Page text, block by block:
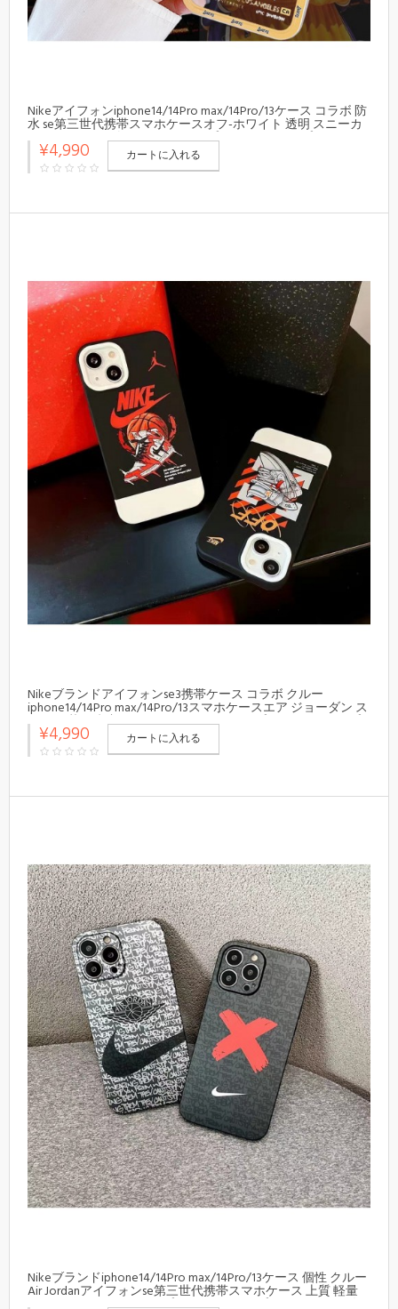
Nikeアイフォンiphone14/14Pro max/14Pro/13ケース コラボ 防
水 se第三世代携帯スマホケースオフ-ホワイト 透明 スニーカ
ー エア ジョーダンアイフォン14プロ マックス/14プロ/13カバ
ー クルー
¥4,990 カートに入れる
Nikeブランドアイフォンse3携帯ケース コラボ クルー
iphone14/14Pro max/14Pro/13スマホケースエア ジョーダン ス
ポーツ 落下防止 OFF-WHITEアイフォン14プロ マックス/14プ
ロ/13カバー 人気
¥4,990 カートに入れる
Nikeブランドiphone14/14Pro max/14Pro/13ケース 個性 クルー
Air Jordanアイフォンse第三世代携帯スマホケース 上質 軽量
OFF-WHITEアイフォン14プロ マックス/14プロ/13カバー 男女